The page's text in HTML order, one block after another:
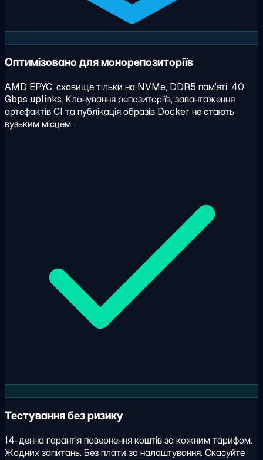
Оптимізовано для монорепозиторіїв
AMD EPYC, сховище тільки на NVMe, DDR5 пам'яті, 40
Gbps uplinks. Клонування репозиторіїв, завантаження
артефактів CI та публікація образів Docker не стають
вузьким місцем.
Тестування без ризику
14-денна гарантія повернення коштів за кожним тарифом.
Жодних запитань. Без плати за налаштування. Скасуйте